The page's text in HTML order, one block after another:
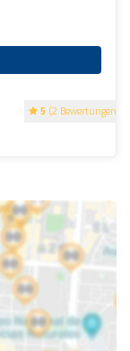
5 (2 Bewertungen)